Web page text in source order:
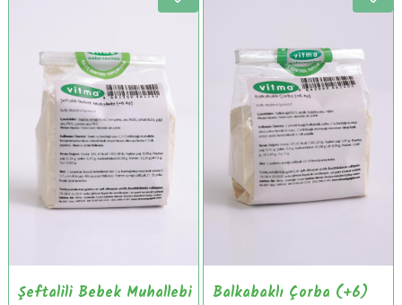
Şeftalili Bebek Muhallebi Balkabaklı Çorba (+6)